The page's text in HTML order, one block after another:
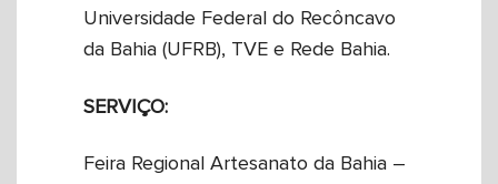
Universidade Federal do Recôncavo
da Bahia (UFRB), TVE e Rede Bahia.
SERVIÇO:
Feira Regional Artesanato da Bahia –